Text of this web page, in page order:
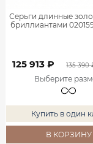
Серьги длинные
бриллиантами
125 913 ₽ 135 390
Выберите
Купить в один
В КОРЗИНУ